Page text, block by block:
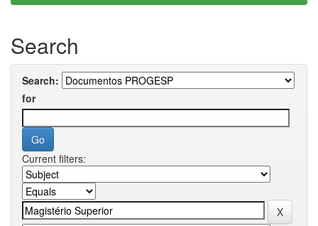
Search
Search:
for
Current filters: